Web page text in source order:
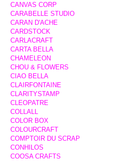
CANVAS CORP
CARABELLE STUDIO
CARAN D'ACHE
CARDSTOCK
CARLACRAFT
CARTA BELLA
CHAMELEON
CHOU & FLOWERS
CIAO BELLA
CLAIRFONTAINE
CLARITYSTAMP
CLEOPATRE
COLLALL
COLOR BOX
COLOURCRAFT
COMPTOIR DU SCRAP
CONHILOS
COOSA CRAFTS